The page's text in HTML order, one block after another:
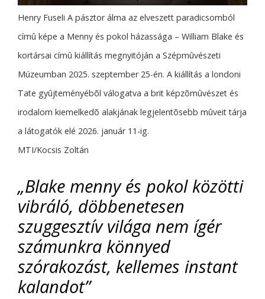
Henry Fuseli A pásztor álma az elveszett paradicsomból
címû képe a Menny és pokol házassága – William Blake és
kortársai címû kiállítás megnyitóján a Szépmûvészeti
Múzeumban 2025. szeptember 25-én. A kiállítás a londoni
Tate gyûjteményébõl válogatva a brit képzõmûvészet és
irodalom kiemelkedõ alakjának legjelentõsebb mûveit tárja
a látogatók elé 2026. január 11-ig.
MTI/Kocsis Zoltán
„Blake menny és pokol közötti
vibráló, döbbenetesen
szuggesztív világa nem ígér
számunkra könnyed
szórakozást, kellemes instant
kalandot”